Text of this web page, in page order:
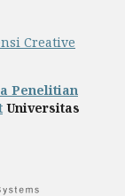
Creative
Penelitian
Universitas